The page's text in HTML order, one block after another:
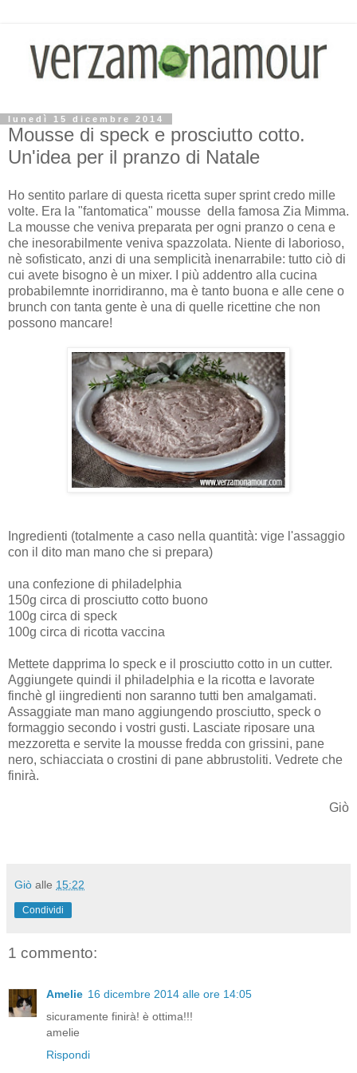
lunedì 15 dicembre 2014
Mousse di speck e prosciutto cotto.
Un'idea per il pranzo di Natale
Ho sentito parlare di questa ricetta super sprint credo mille
volte. Era la "fantomatica" mousse della famosa Zia Mimma.
La mousse che veniva preparata per ogni pranzo o cena e
che inesorabilmente veniva spazzolata. Niente di laborioso,
nè sofisticato, anzi di una semplicità inenarrabile: tutto ciò di
cui avete bisogno è un mixer. I più addentro alla cucina
probabilemnte inorridiranno, ma è tanto buona e alle cene o
brunch con tanta gente è una di quelle ricettine che non
possono mancare!
Ingredienti (totalmente a caso nella quantità: vige l'assaggio
con il dito man mano che si prepara)
una confezione di philadelphia
150g circa di prosciutto cotto buono
100g circa di speck
100g circa di ricotta vaccina
Mettete dapprima lo speck e il prosciutto cotto in un cutter.
Aggiungete quindi il philadelphia e la ricotta e lavorate
finchè gl iingredienti non saranno tutti ben amalgamati.
Assaggiate man mano aggiungendo prosciutto, speck o
formaggio secondo i vostri gusti. Lasciate riposare una
mezzoretta e servite la mousse fredda con grissini, pane
nero, schiacciata o crostini di pane abbrustoliti. Vedrete che
finirà.
Giò
Giò alle 15:22
Condividi
1 commento:
Amelie 16 dicembre 2014 alle ore 14:05
sicuramente finirà! è ottima!!!
amelie
Rispondi